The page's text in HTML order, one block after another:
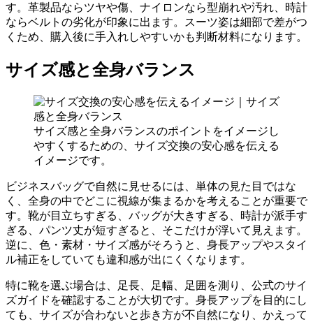
す。革製品ならツヤや傷、ナイロンなら型崩れや汚れ、時計
ならベルトの劣化が印象に出ます。スーツ姿は細部で差がつ
くため、購入後に手入れしやすいかも判断材料になります。
サイズ感と全身バランス
サイズ感と全身バランスのポイントをイメージし
やすくするための、サイズ交換の安心感を伝える
イメージです。
ビジネスバッグで自然に見せるには、単体の見た目ではな
く、全身の中でどこに視線が集まるかを考えることが重要で
す。靴が目立ちすぎる、バッグが大きすぎる、時計が派手す
ぎる、パンツ丈が短すぎると、そこだけが浮いて見えます。
逆に、色・素材・サイズ感がそろうと、身長アップやスタイ
ル補正をしていても違和感が出にくくなります。
特に靴を選ぶ場合は、足長、足幅、足囲を測り、公式のサイ
ズガイドを確認することが大切です。身長アップを目的にし
ても、サイズが合わないと歩き方が不自然になり、かえって